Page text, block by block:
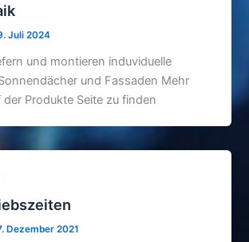
Juli 2024
und montieren induviduelle
und Fassaden Mehr
Produkte Seite zu finden
Dezember 2021